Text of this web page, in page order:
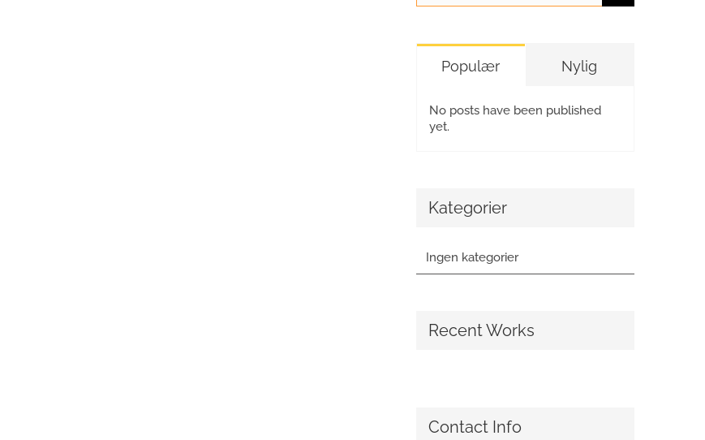
Populær Nylig
No posts have been published
yet.
Kategorier
Ingen kategorier
Recent Works
Contact Info